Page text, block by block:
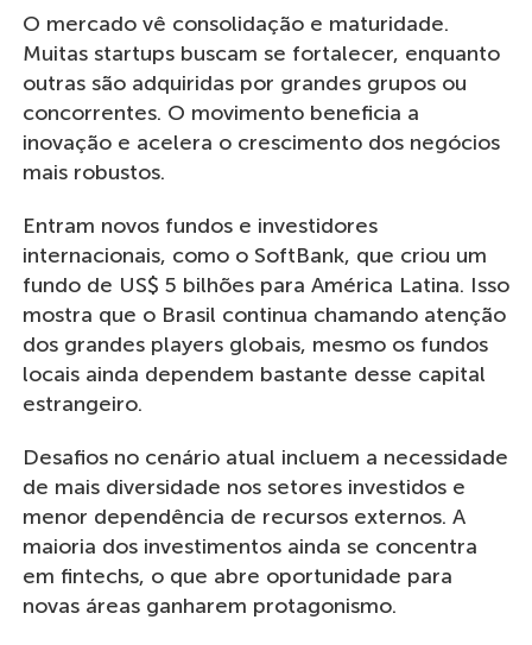
O mercado vê consolidação e maturidade.
Muitas startups buscam se fortalecer, enquanto
outras são adquiridas por grandes grupos ou
concorrentes. O movimento beneficia a
inovação e acelera o crescimento dos negócios
mais robustos.
Entram novos fundos e investidores
internacionais, como o SoftBank, que criou um
fundo de US$ 5 bilhões para América Latina. Isso
mostra que o Brasil continua chamando atenção
dos grandes players globais, mesmo os fundos
locais ainda dependem bastante desse capital
estrangeiro.
Desafios no cenário atual incluem a necessidade
de mais diversidade nos setores investidos e
menor dependência de recursos externos. A
maioria dos investimentos ainda se concentra
em fintechs, o que abre oportunidade para
novas áreas ganharem protagonismo.